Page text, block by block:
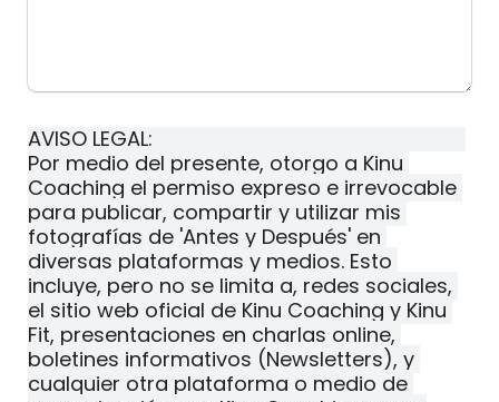
AVISO LEGAL:
Por medio del presente, otorgo a Kinu
Coaching el permiso expreso e irrevocable
para publicar, compartir y utilizar mis
fotografías de 'Antes y Después' en
diversas plataformas y medios. Esto
incluye, pero no se limita a, redes sociales,
el sitio web oficial de Kinu Coaching y Kinu
Fit, presentaciones en charlas online,
boletines informativos (Newsletters), y
cualquier otra plataforma o medio de